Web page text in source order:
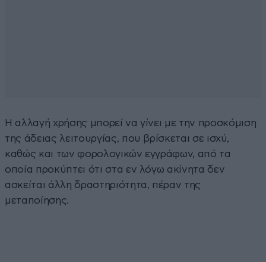
Η αλλαγή χρήσης μπορεί να γίνει με την προσκόμιση
της άδειας λειτουργίας, που βρίσκεται σε ισχύ,
καθώς και των φορολογικών εγγράφων, από τα
οποία προκύπτει ότι στα εν λόγω ακίνητα δεν
ασκείται άλλη δραστηριότητα, πέραν της
μεταποίησης.